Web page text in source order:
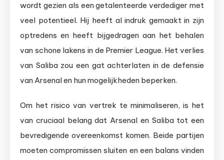
wordt gezien als een getalenteerde verdediger met
veel potentieel. Hij heeft al indruk gemaakt in zijn
optredens en heeft bijgedragen aan het behalen
van schone lakens in de Premier League. Het verlies
van Saliba zou een gat achterlaten in de defensie
van Arsenal en hun mogelijkheden beperken.
Om het risico van vertrek te minimaliseren, is het
van cruciaal belang dat Arsenal en Saliba tot een
bevredigende overeenkomst komen. Beide partijen
moeten compromissen sluiten en een balans vinden